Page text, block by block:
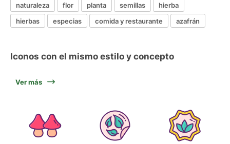
naturaleza flor planta semillas
hierba
hierbas
especias comida y restaurante azafrán
Iconos con el mismo estilo y concepto
Ver más